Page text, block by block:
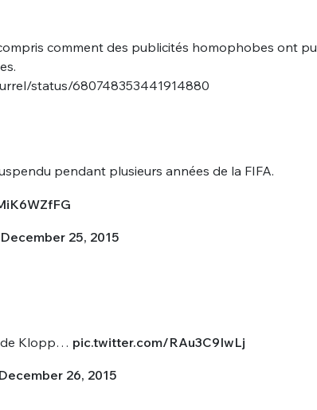
comment des publicités homophobes ont pu
status/680748353441914880
pendant plusieurs années de la FIFA.
December 25, 2015
de Klopp… pic.twitter.com/RAu3C9IwLj
December 26, 2015